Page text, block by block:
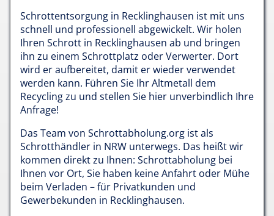
Schrottentsorgung in Recklinghausen ist mit uns
schnell und professionell abgewickelt. Wir holen
Ihren Schrott in Recklinghausen ab und bringen
ihn zu einem Schrottplatz oder Verwerter. Dort
wird er aufbereitet, damit er wieder verwendet
werden kann. Führen Sie Ihr Altmetall dem
Recycling zu und stellen Sie hier unverbindlich Ihre
Anfrage!
Das Team von Schrottabholung.org ist als
Schrotthändler in NRW unterwegs. Das heißt wir
kommen direkt zu Ihnen: Schrottabholung bei
Ihnen vor Ort, Sie haben keine Anfahrt oder Mühe
beim Verladen – für Privatkunden und
Gewerbekunden in Recklinghausen.